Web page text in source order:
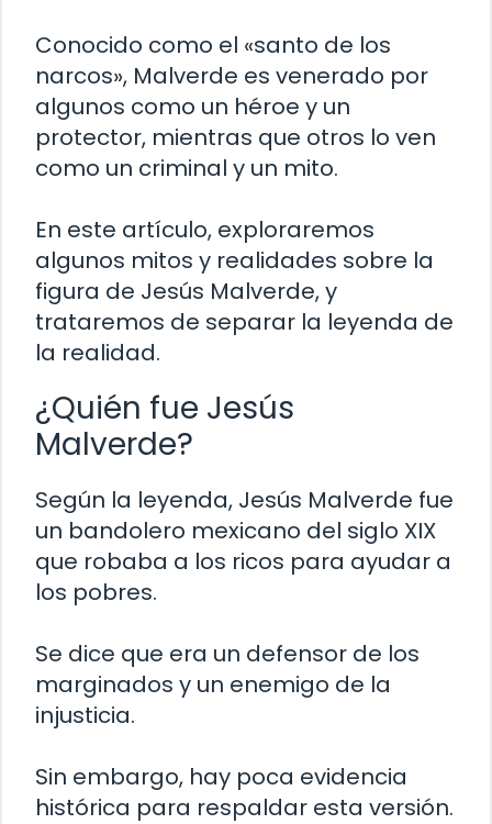
Conocido como el «santo de los
narcos», Malverde es venerado por
algunos como un héroe y un
protector, mientras que otros lo ven
como un criminal y un mito.
En este artículo, exploraremos
algunos mitos y realidades sobre la
figura de Jesús Malverde, y
trataremos de separar la leyenda de
la realidad.
¿Quién fue Jesús
Malverde?
Según la leyenda, Jesús Malverde fue
un bandolero mexicano del siglo XIX
que robaba a los ricos para ayudar a
los pobres.
Se dice que era un defensor de los
marginados y un enemigo de la
injusticia.
Sin embargo, hay poca evidencia
histórica para respaldar esta versión.